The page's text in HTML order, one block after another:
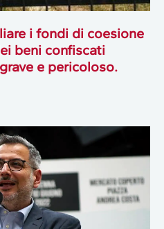
i fondi di coesione
beni confiscati
e pericoloso.